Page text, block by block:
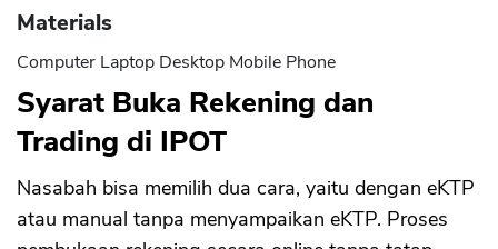
Materials
Computer Laptop Desktop Mobile Phone
Syarat Buka Rekening dan
Trading di IPOT
Nasabah bisa memilih dua cara, yaitu dengan eKTP
atau manual tanpa menyampaikan eKTP. Proses